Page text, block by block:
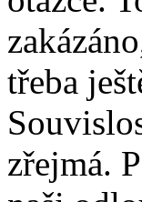
třeba
zřejmá.